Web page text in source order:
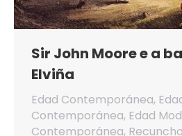
Sir John Moore e a
Elviña
Edad Contemporánea,
Contemporánea, Edad
Contemporánea,